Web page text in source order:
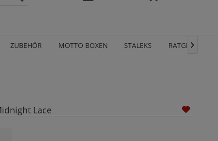
ZUBEHÖR MOTTO BOXEN STALEKS RATGEBER

Lace